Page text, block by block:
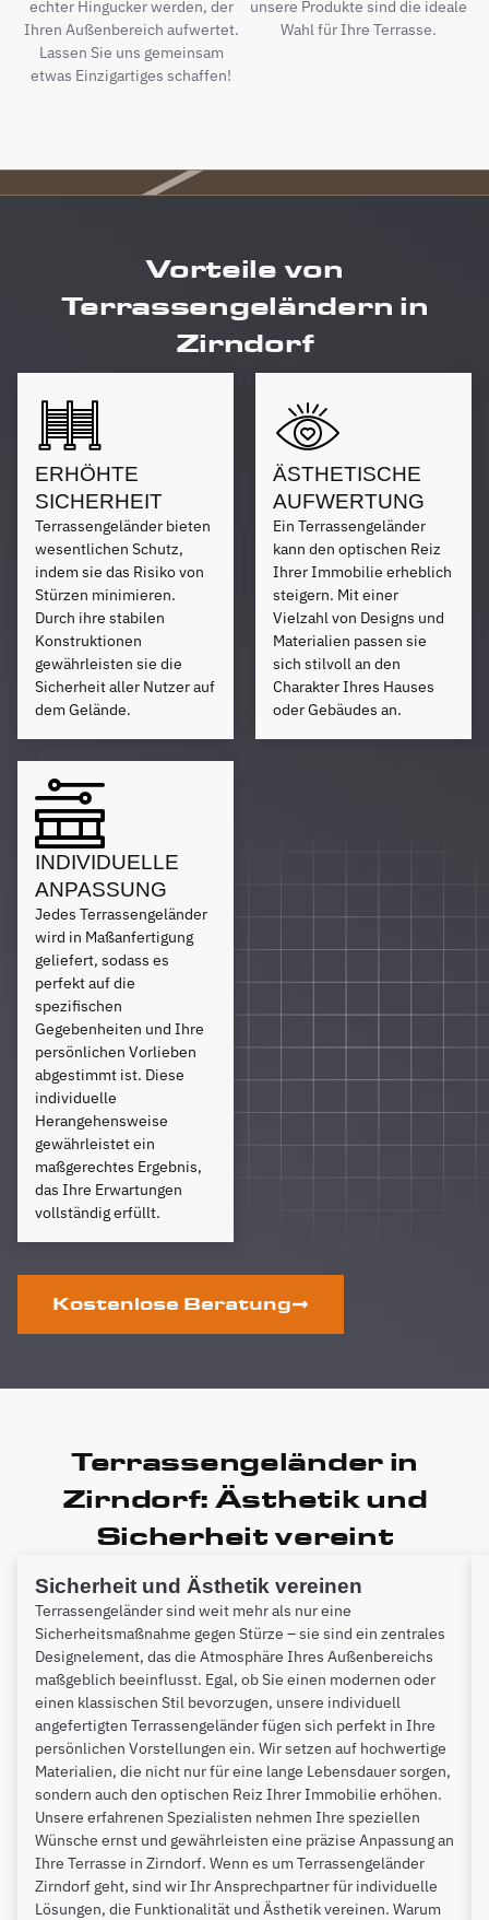
echter Hingucker werden, der
Ihren Außenbereich aufwertet.
Lassen Sie uns gemeinsam
etwas Einzigartiges schaffen!
unsere Produkte sind die ideale
Wahl für Ihre Terrasse.
Vorteile von
Terrassengeländern in
Zirndorf
ERHÖHTE
SICHERHEIT
Terrassengeländer bieten
wesentlichen Schutz,
indem sie das Risiko von
Stürzen minimieren.
Durch ihre stabilen
Konstruktionen
gewährleisten sie die
Sicherheit aller Nutzer auf
dem Gelände.
ÄSTHETISCHE
AUFWERTUNG
Ein Terrassengeländer
kann den optischen Reiz
Ihrer Immobilie erheblich
steigern. Mit einer
Vielzahl von Designs und
Materialien passen sie
sich stilvoll an den
Charakter Ihres Hauses
oder Gebäudes an.
INDIVIDUELLE
ANPASSUNG
Jedes Terrassengeländer
wird in Maßanfertigung
geliefert, sodass es
perfekt auf die
spezifischen
Gegebenheiten und Ihre
persönlichen Vorlieben
abgestimmt ist. Diese
individuelle
Herangehensweise
gewährleistet ein
maßgerechtes Ergebnis,
das Ihre Erwartungen
vollständig erfüllt.
Kostenlose Beratung
Terrassengeländer in
Zirndorf: Ästhetik und
Sicherheit vereint
Sicherheit und Ästhetik vereinen
Terrassengeländer sind weit mehr als nur eine
Sicherheitsmaßnahme gegen Stürze – sie sind ein zentrales
Designelement, das die Atmosphäre Ihres Außenbereichs
maßgeblich beeinflusst. Egal, ob Sie einen modernen oder
einen klassischen Stil bevorzugen, unsere individuell
angefertigten Terrassengeländer fügen sich perfekt in Ihre
persönlichen Vorstellungen ein. Wir setzen auf hochwertige
Materialien, die nicht nur für eine lange Lebensdauer sorgen,
sondern auch den optischen Reiz Ihrer Immobilie erhöhen.
Unsere erfahrenen Spezialisten nehmen Ihre speziellen
Wünsche ernst und gewährleisten eine präzise Anpassung an
Ihre Terrasse in Zirndorf. Wenn es um Terrassengeländer
Zirndorf geht, sind wir Ihr Ansprechpartner für individuelle
Lösungen, die Funktionalität und Ästhetik vereinen. Warum